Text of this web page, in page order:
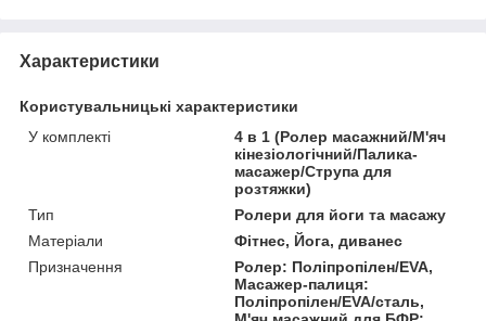
Характеристики
Користувальницькі характеристики
У комплекті
4 в 1 (Ролер масажний/М'яч
кінезіологічний/Палика-
масажер/Струпа для
розтяжки)
Тип
Ролери для йоги та масажу
Матеріали
Фітнес, Йога, диванес
Призначення
Ролер: Поліпропілен/EVA,
Масажер-палиця:
Поліпропілен/EVA/сталь,